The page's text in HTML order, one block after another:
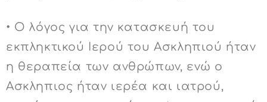
• Ο λόγος για την κατασκευή του
εκπληκτικού Ιερού του Ασκληπιού ήταν
η θεραπεία των ανθρώπων, ενώ ο
Ασκληπιος ήταν ιερέα και ιατρού,